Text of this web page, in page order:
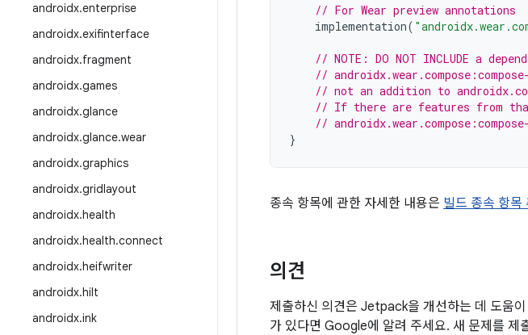
androidx.enterprise
androidx.exifinterface
androidx.fragment
androidx.games
androidx.glance
androidx.glance.wear
androidx.graphics
androidx.gridlayout
androidx.health
androidx.health.connect
androidx.heifwriter
androidx.hilt
androidx.ink
// For Wear preview annotations
implementation(
// NOTE: DO NOT INCLUDE a
//
// not an addition to
// If there are features from
//
}
종속 항목에 관한 자세한 내용은 빌드 종속 항목
의견
제출하신 의견은 Jetpack을 개선하는 데 도움
가 있다면 Google에 알려 주세요. 새 문제를 제